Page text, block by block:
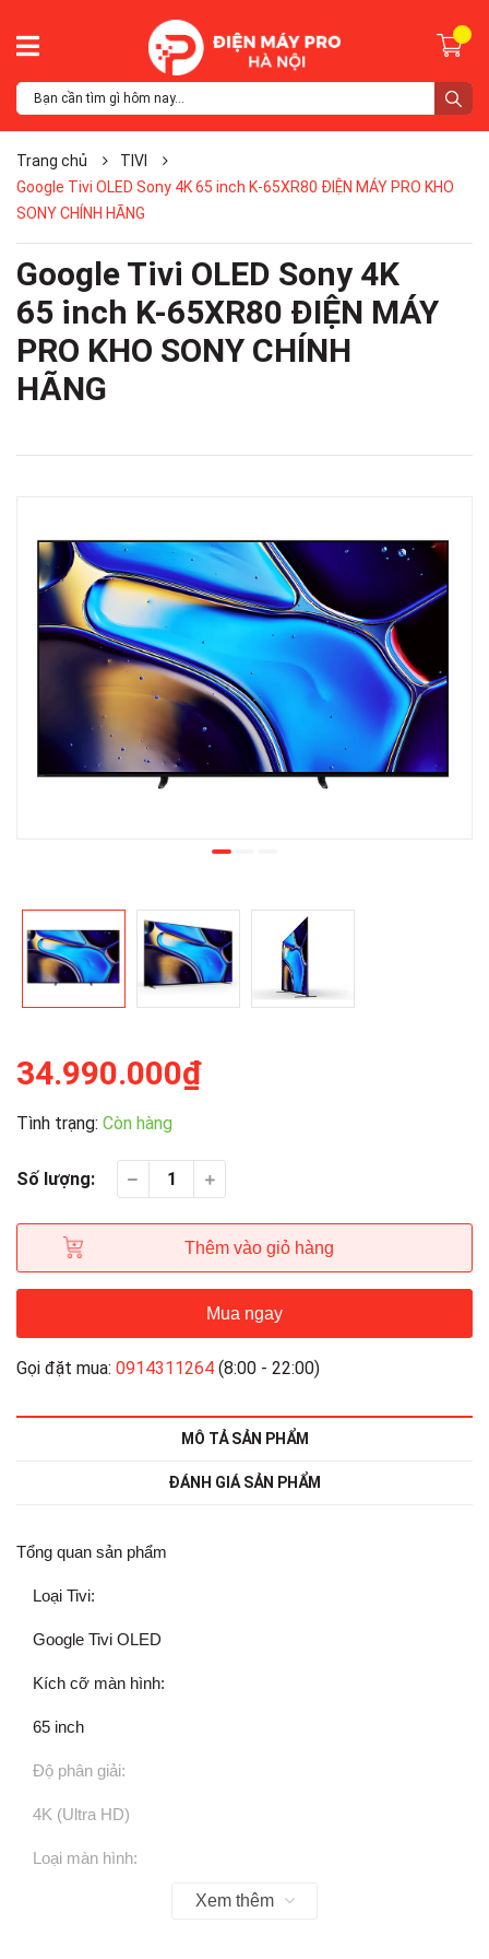
Trang chủ
TIVI
Google Tivi OLED Sony 4K 65 inch K-65XR80 ĐIỆN MÁY PRO KHO
SONY CHÍNH HÃNG
Google Tivi OLED Sony 4K
65 inch K-65XR80 ĐIỆN MÁY
PRO KHO SONY CHÍNH
HÃNG
34.990.000₫
Tình trạng: Còn hàng
Số lượng:
Thêm vào giỏ hàng
Mua ngay
Gọi đặt mua: 0914311264 (8:00 - 22:00)
MÔ TẢ SẢN PHẨM
ĐÁNH GIÁ SẢN PHẨM
Tổng quan sản phẩm
Loại Tivi:
Google Tivi OLED
Kích cỡ màn hình:
65 inch
Độ phân giải:
4K (Ultra HD)
Loại màn hình:
Xem thêm